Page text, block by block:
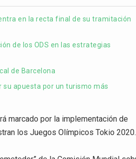
en la recta final de su tramitación
de los ODS en las estrategias
de Barcelona
su apuesta por un turismo más
marcado por la implementación de
los Juegos Olímpicos Tokio 2020.